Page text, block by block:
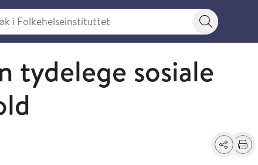
Folkehelseinstituttet
Søkeknapp
tydelege sosiale
Del Skriv ut